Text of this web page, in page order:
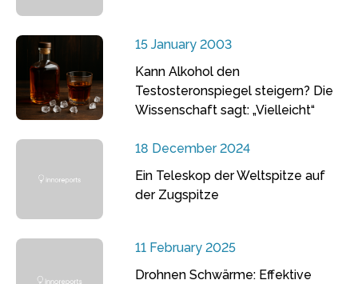
15 January 2003
Kann Alkohol den
Testosteronspiegel steigern? Die
Wissenschaft sagt: „Vielleicht“
18 December 2024
Ein Teleskop der Weltspitze auf
der Zugspitze
11 February 2025
Drohnen Schwärme: Effektive